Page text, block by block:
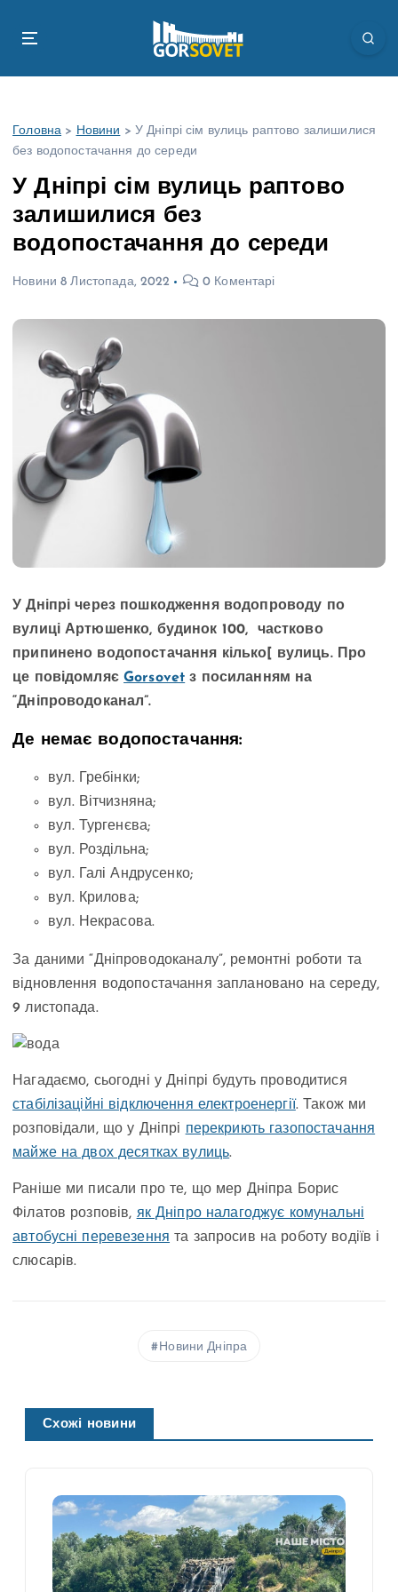
Головна > Новини > У Дніпрі сім вулиць раптово залишилися
без водопостачання до середи
У Дніпрі сім вулиць раптово
залишилися без
водопостачання до середи
Новини 8 Листопада, 2022 0 Коментарі
У Дніпрі через пошкодження водопроводу по
вулиці Артюшенко, будинок 100, частково
припинено водопостачання кілько[ вулиць. Про
це повідомляєGorsovet з посиланням на
“Дніпроводоканал”.
Де немає водопостачання:
вул. Гребінки;
вул. Вітчизняна;
вул. Тургенєва;
вул. Роздільна;
вул. Галі Андрусенко;
вул. Крилова;
вул. Некрасова.
За даними “Дніпроводоканалу”, ремонтні роботи та
відновлення водопостачання заплановано на середу,
9 листопада.
Нагадаємо, сьогодні у Дніпрі будуть проводитися
стабілізаційні відключення електроенергії. Також ми
розповідали, що у Дніпрі перекриють газопостачання
майже на двох десятках вулиць.
Раніше ми писали про те, що мер Дніпра Борис
Філатов розповів, як Дніпро налагоджує комунальні
автобусні перевезення та запросив на роботу водіїв і
слюсарів.
Новини Дніпра
Схожі новини